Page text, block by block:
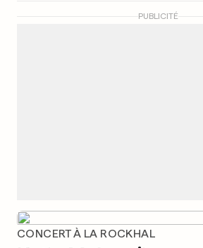
PUBLICITÉ
CONCERT À LA ROCKHAL